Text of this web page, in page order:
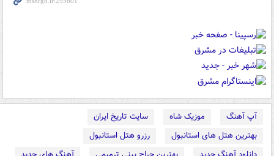
آپ آهنگ موزیک شاه
سایت تاریخ ایران
بهترین هتل های استانبول
رزرو هتل استانبول